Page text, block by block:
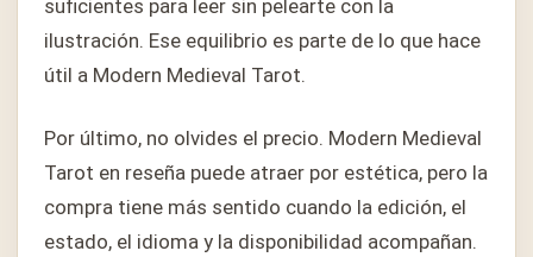
suficientes para leer sin pelearte con la
ilustración. Ese equilibrio es parte de lo que hace
útil a Modern Medieval Tarot.
Por último, no olvides el precio. Modern Medieval
Tarot en reseña puede atraer por estética, pero la
compra tiene más sentido cuando la edición, el
estado, el idioma y la disponibilidad acompañan.